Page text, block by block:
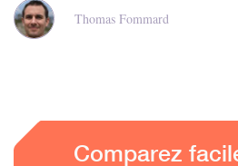
Thomas Fommard
Comparez